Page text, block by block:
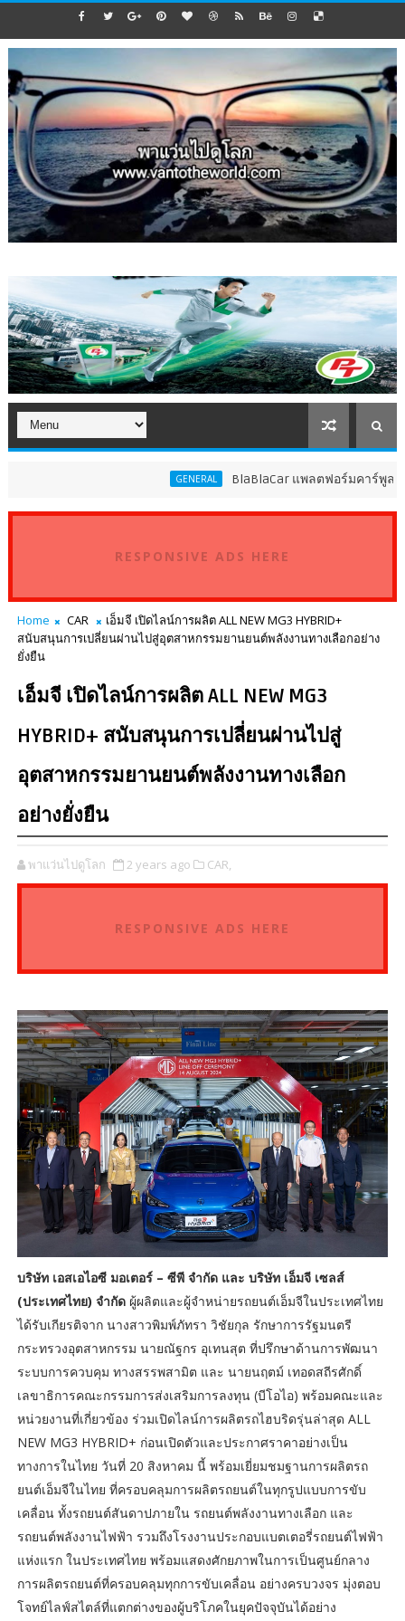
BlaBlaCar แพลตฟอร์มคาร์พูลชั้นนำระดั
RESPONSIVE ADS HERE
Home CAR
เอ็มจี เปิดไลน์การผลิต ALL NEW MG3 HYBRID+
สนับสนุนการเปลี่ยนผ่านไปสู่อุตสาหกรรมยานยนต์พลังงานทางเลือกอย่าง
ยั่งยืน
เอ็มจี เปิดไลน์การผลิต ALL NEW MG3
HYBRID+ สนับสนุนการเปลี่ยนผ่านไปสู่
อุตสาหกรรมยานยนต์พลังงานทางเลือก
อย่างยั่งยืน
พาแว่นไปดูโลก 2 years ago CAR,
RESPONSIVE ADS HERE
บริษัท เอสเอไอซี มอเตอร์ – ซีพี จำกัด และ บริษัท เอ็มจี เซลส์
(ประเทศไทย) จำกัดผู้ผลิตและผู้จำหน่ายรถยนต์เอ็มจีในประเทศไทย
ได้รับเกียรติจาก นางสาวพิมพ์ภัทรา วิชัยกุล รักษาการรัฐมนตรี
กระทรวงอุตสาหกรรม นายณัฐกร อุเทนสุต ที่ปรึกษาด้านการพัฒนา
ระบบการควบคุม ทางสรรพสามิต และ นายนฤตม์ เทอดสถีรศักดิ์
เลขาธิการคณะกรรมการส่งเสริมการลงทุน (บีโอไอ) พร้อมคณะและ
หน่วยงานที่เกี่ยวข้อง ร่วมเปิดไลน์การผลิตรถไฮบริดรุ่นล่าสุด ALL
NEW MG3 HYBRID+ ก่อนเปิดตัวและประกาศราคาอย่างเป็น
ทางการในไทย วันที่ 20 สิงหาคม นี้ พร้อมเยี่ยมชมฐานการผลิตรถ
ยนต์เอ็มจีในไทย ที่ครอบคลุมการผลิตรถยนต์ในทุกรูปแบบการขับ
เคลื่อน ทั้งรถยนต์สันดาปภายใน รถยนต์พลังงานทางเลือก และ
รถยนต์พลังงานไฟฟ้า รวมถึงโรงงานประกอบแบตเตอรี่รถยนต์ไฟฟ้า
แห่งแรก ในประเทศไทย พร้อมแสดงศักยภาพในการเป็นศูนย์กลาง
การผลิตรถยนต์ที่ครอบคลุมทุกการขับเคลื่อน อย่างครบวงจร มุ่งตอบ
โจทย์ไลฟ์สไตล์ที่แตกต่างของผู้บริโภคในยุคปัจจุบันได้อย่าง